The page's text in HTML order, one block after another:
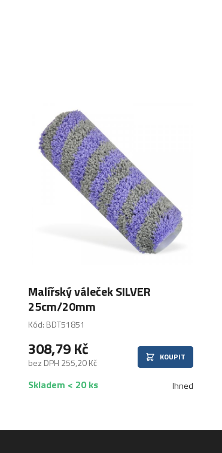
Malířský váleček SILVER
25cm/20mm
Kód: BDT51851
308,79 Kč
bez DPH 255,20 Kč KOUPIT
Skladem < 20 ks Ihned